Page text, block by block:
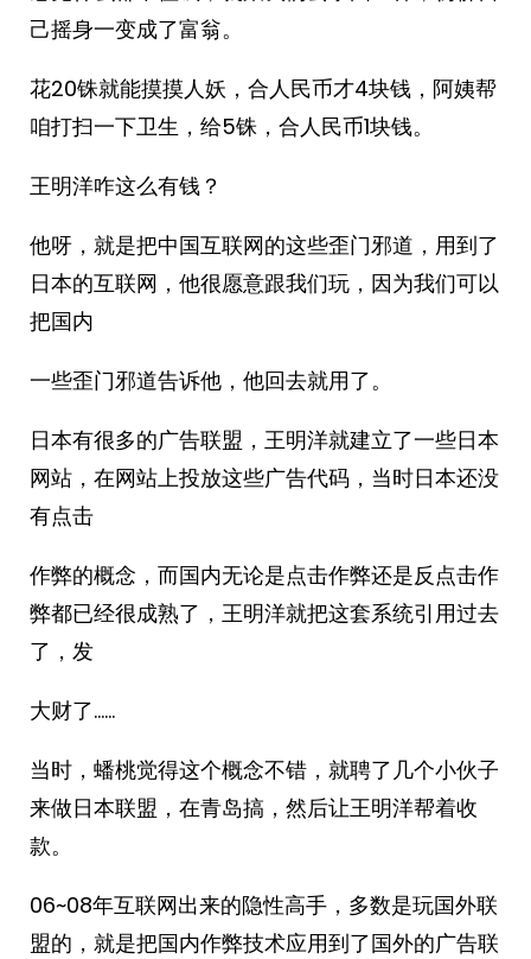
己摇身一变成了富翁。
花20铢就能摸摸人妖，合人民币才4块钱，阿姨帮
咱打扫一下卫生，给5铢，合人民币1块钱。
王明洋咋这么有钱？
他呀，就是把中国互联网的这些歪门邪道，用到了
日本的互联网，他很愿意跟我们玩，因为我们可以
把国内
一些歪门邪道告诉他，他回去就用了。
日本有很多的广告联盟，王明洋就建立了一些日本
网站，在网站上投放这些广告代码，当时日本还没
有点击
作弊的概念，而国内无论是点击作弊还是反点击作
弊都已经很成熟了，王明洋就把这套系统引用过去
了，发
大财了……
当时，蟠桃觉得这个概念不错，就聘了几个小伙子
来做日本联盟，在青岛搞，然后让王明洋帮着收
款。
06~08年互联网出来的隐性高手，多数是玩国外联
盟的，就是把国内作弊技术应用到了国外的广告联